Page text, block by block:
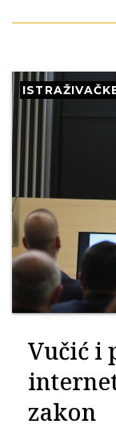
Vučić i
zakon